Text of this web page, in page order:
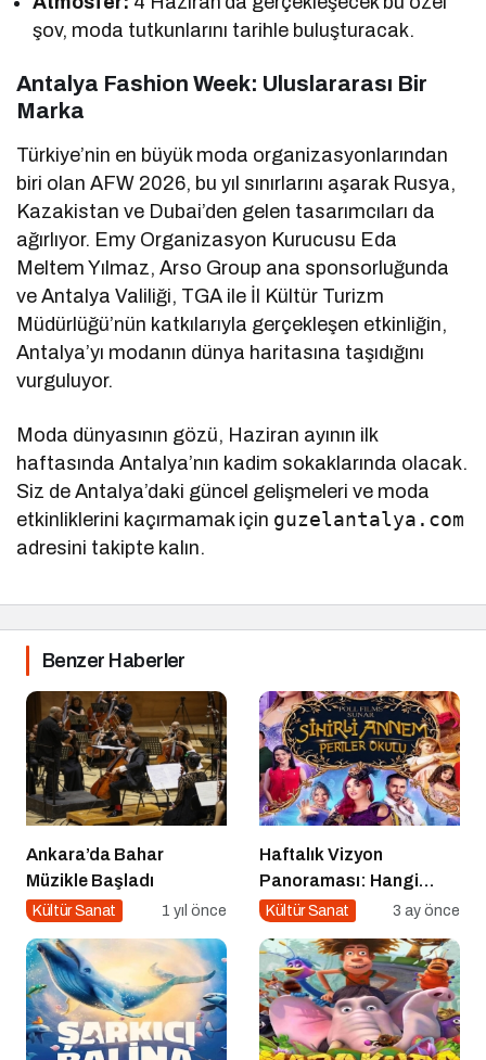
şov, moda tutkunlarını tarihle buluşturacak.
Antalya Fashion Week: Uluslararası Bir
Marka
Türkiye’nin en büyük moda organizasyonlarından
biri olan AFW 2026, bu yıl sınırlarını aşarak Rusya,
Kazakistan ve Dubai’den gelen tasarımcıları da
ağırlıyor. Emy Organizasyon Kurucusu Eda
Meltem Yılmaz, Arso Group ana sponsorluğunda
ve Antalya Valiliği, TGA ile İl Kültür Turizm
Müdürlüğü’nün katkılarıyla gerçekleşen etkinliğin,
Antalya’yı modanın dünya haritasına taşıdığını
vurguluyor.
Moda dünyasının gözü, Haziran ayının ilk
haftasında Antalya’nın kadim sokaklarında olacak.
Siz de Antalya’daki güncel gelişmeleri ve moda
etkinliklerini kaçırmamak için guzelantalya.com
adresini takipte kalın.
Benzer Haberler
Ankara’da Bahar
Müzikle Başladı
Kültür Sanat 1 yıl önce
Haftalık Vizyon
Panoraması: Hangi
Filmi İzlemeli?
Kültür Sanat 3 ay önce